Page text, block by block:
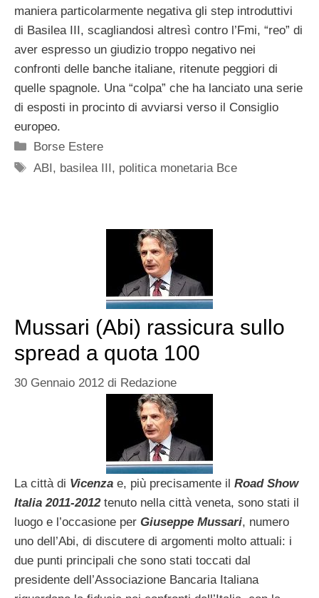
maniera particolarmente negativa gli step introduttivi
di Basilea III, scagliandosi altresì contro l’Fmi, “reo” di
aver espresso un giudizio troppo negativo nei
confronti delle banche italiane, ritenute peggiori di
quelle spagnole. Una “colpa” che ha lanciato una serie
di esposti in procinto di avviarsi verso il Consiglio
europeo.
Categorie
Borse Estere
Tag
ABI, basilea III, politica monetaria Bce
Mussari (Abi) rassicura sullo
spread a quota 100
30 Gennaio 2012 di Redazione
La città di Vicenza e, più precisamente il Road Show
Italia 2011-2012tenuto nella città veneta, sono stati il
luogo e l’occasione per Giuseppe Mussari, numero
uno dell’Abi, di discutere di argomenti molto attuali: i
due punti principali che sono stati toccati dal
presidente dell’Associazione Bancaria Italiana